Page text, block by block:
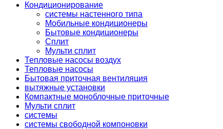
Кондиционирование
системы настенного типа
Мобильные кондиционеры
Бытовые кондиционеры
Сплит
Мульти сплит
Тепловые насосы воздух
Тепловые насосы
Бытовая приточная вентиляция
вытяжные установки
Компактные моноблочные приточные
Мульти сплит
системы
системы свободной компоновки